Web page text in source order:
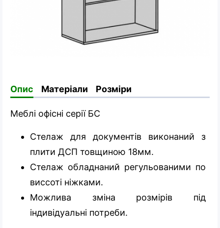
Опис Матеріали Розміри
Меблі офісні серії БС
Стелаж для документів виконаний з
плити ДСП товщиною 18мм.
Стелаж обладнаний регульованими по
виссоті ніжками.
Можлива зміна розмірів під
індивідуальні потреби.